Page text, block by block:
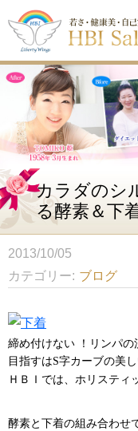
カラダのシ
る酵素＆下
2013/10/05
カテゴリー
ブログ
締め付けない ！リンパの
目指すはS字カーブの美
ＨＢＩでは、ホリスティ
酵素と下着の組み合わせ